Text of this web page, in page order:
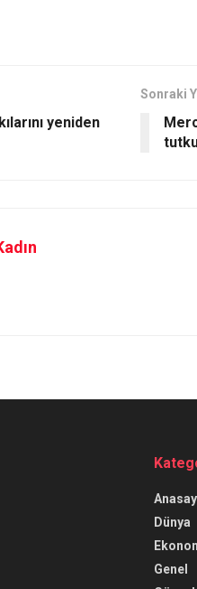
yeniden
Sonraki
Dünya
Genel